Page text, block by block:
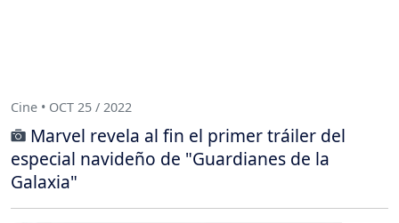
Cine • OCT 25 / 2022
Marvel revela al fin el primer tráiler del
especial navideño de "Guardianes de la
Galaxia"